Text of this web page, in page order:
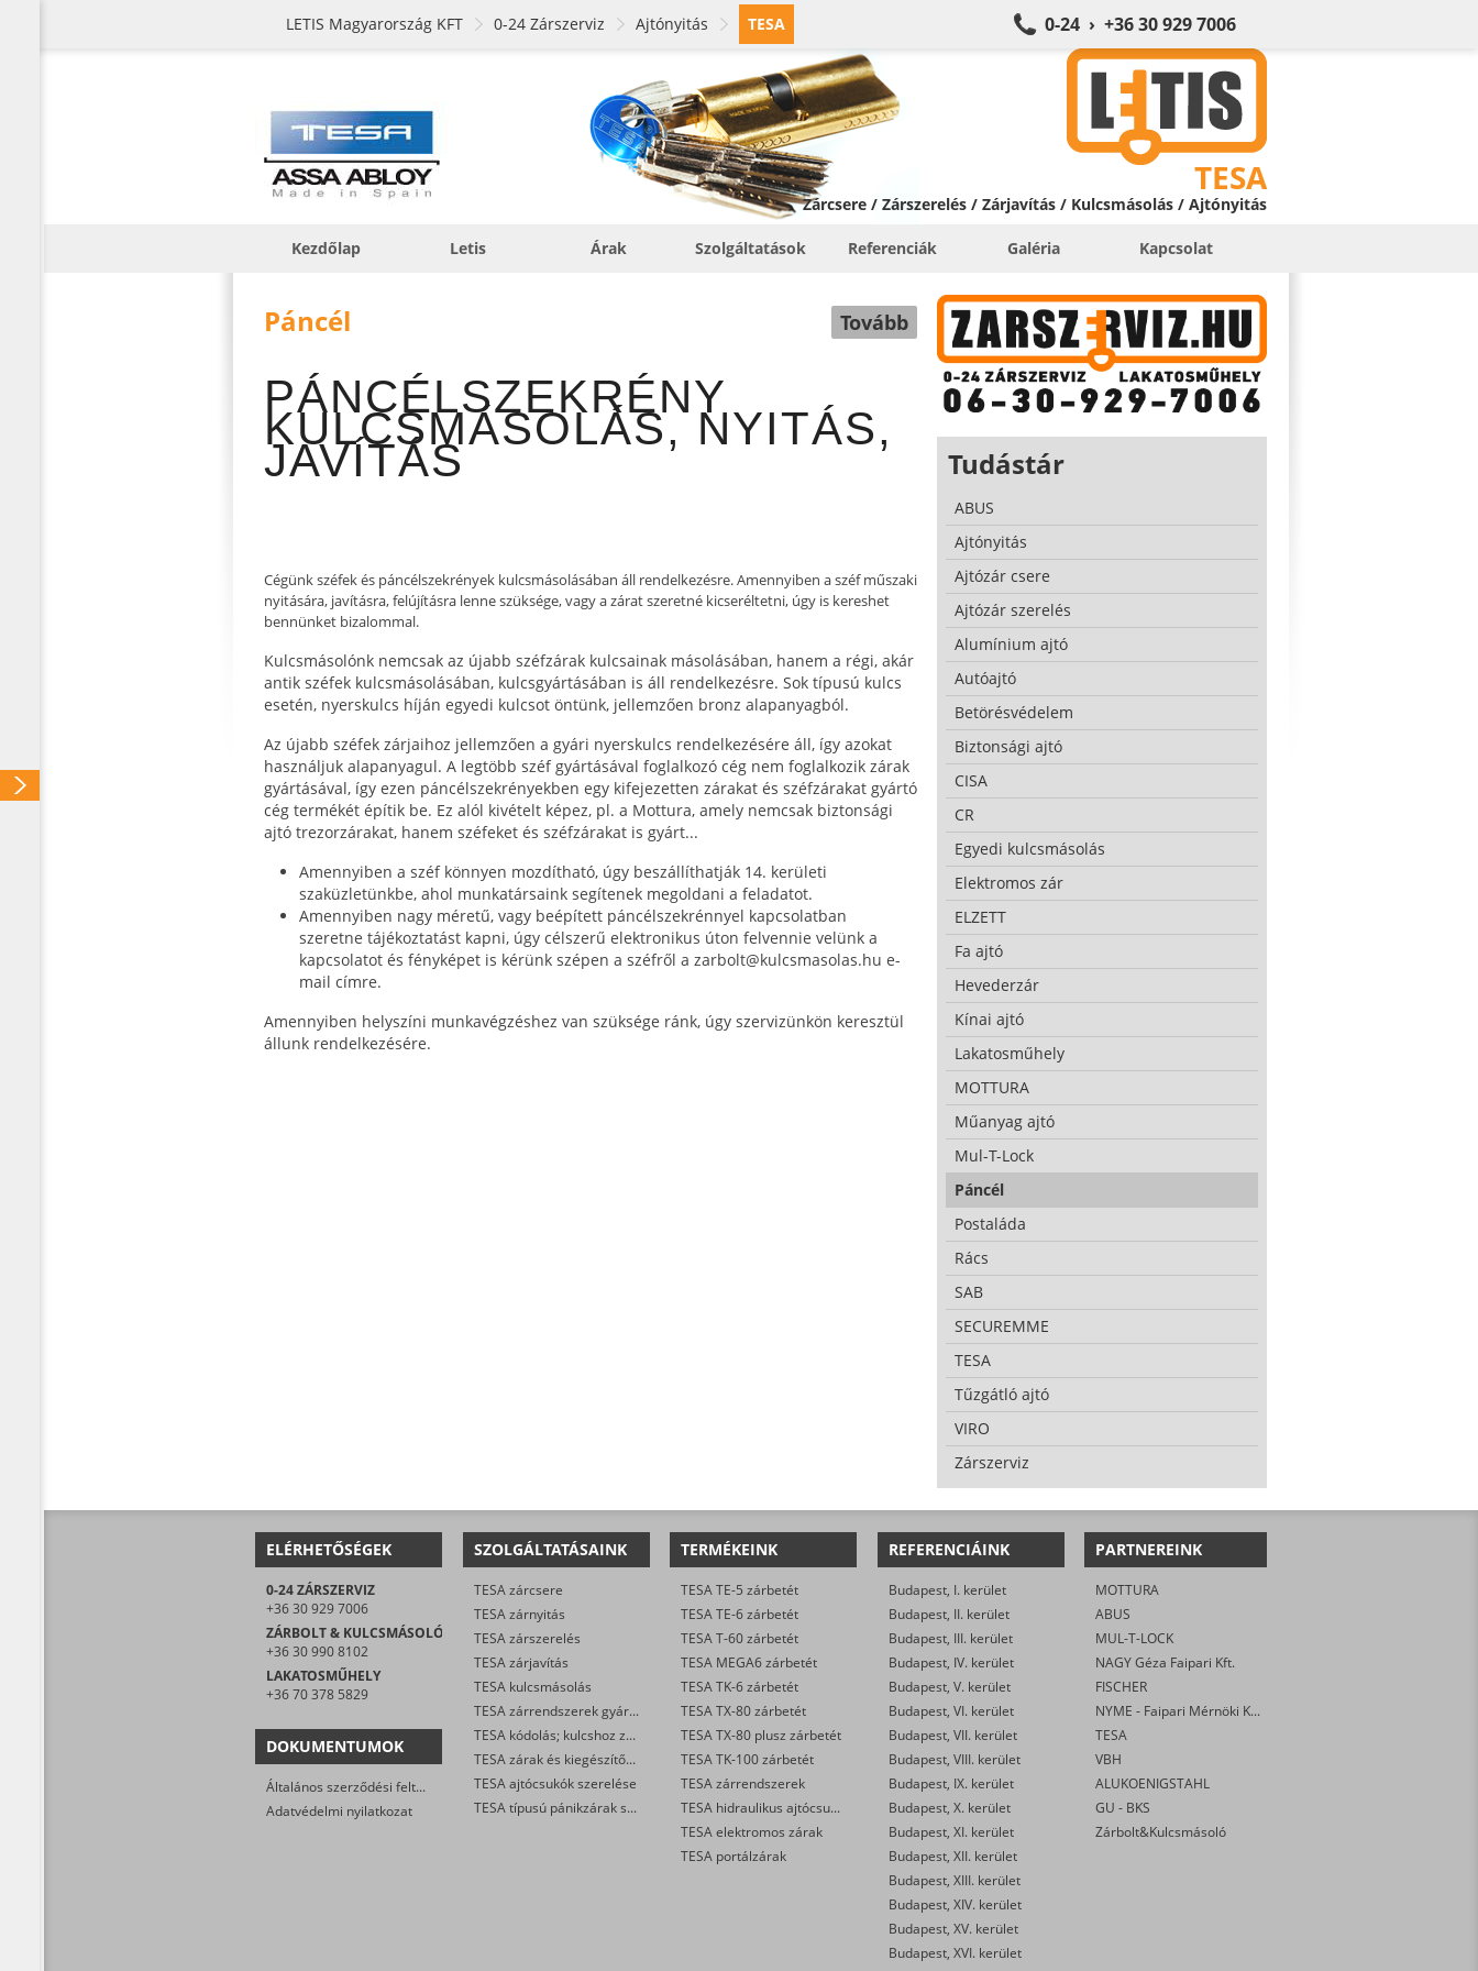
LETIS Magyarország KFT 0-24 Zárszerviz Ajtónyitás TESA 0-24 › +36 30 929 7006
TESA
Zárcsere / Zárszerelés / Zárjavítás / Kulcsmásolás / Ajtónyitás
Kezdőlap Letis Árak Szolgáltatások Referenciák Galéria Kapcsolat
Páncél Tovább
PÁNCÉLSZEKRÉNY
KULCSMÁSOLÁS, NYITÁS,
JAVÍTÁS
Cégünk széfek és páncélszekrények kulcsmásolásában áll rendelkezésre. Amennyiben a széf műszaki
nyitására, javításra, felújításra lenne szüksége, vagy a zárat szeretné kicseréltetni, úgy is kereshet
bennünket bizalommal.
Kulcsmásolónk nemcsak az újabb széfzárak kulcsainak másolásában, hanem a régi, akár
antik széfek kulcsmásolásában, kulcsgyártásában is áll rendelkezésre. Sok típusú kulcs
esetén, nyerskulcs híján egyedi kulcsot öntünk, jellemzően bronz alapanyagból.
Az újabb széfek zárjaihoz jellemzően a gyári nyerskulcs rendelkezésére áll, így azokat
használjuk alapanyagul. A legtöbb széf gyártásával foglalkozó cég nem foglalkozik zárak
gyártásával, így ezen páncélszekrényekben egy kifejezetten zárakat és széfzárakat gyártó
cég termékét építik be. Ez alól kivételt képez, pl. a Mottura, amely nemcsak biztonsági
ajtó trezorzárakat, hanem széfeket és széfzárakat is gyárt...
Amennyiben a széf könnyen mozdítható, úgy beszállíthatják 14. kerületi
szaküzletünkbe, ahol munkatársaink segítenek megoldani a feladatot.
Amennyiben nagy méretű, vagy beépített páncélszekrénnyel kapcsolatban
szeretne tájékoztatást kapni, úgy célszerű elektronikus úton felvennie velünk a
kapcsolatot és fényképet is kérünk szépen a széfről a zarbolt@kulcsmasolas.hu e-
mail címre.
Amennyiben helyszíni munkavégzéshez van szüksége ránk, úgy szervizünkön keresztül
állunk rendelkezésére.
Tudástár
ABUS
Ajtónyitás
Ajtózár csere
Ajtózár szerelés
Alumínium ajtó
Autóajtó
Betörésvédelem
Biztonsági ajtó
CISA
CR
Egyedi kulcsmásolás
Elektromos zár
ELZETT
Fa ajtó
Hevederzár
Kínai ajtó
Lakatosműhely
MOTTURA
Műanyag ajtó
Mul-T-Lock
Páncél
Postaláda
Rács
SAB
SECUREMME
TESA
Tűzgátló ajtó
VIRO
Zárszerviz
ELÉRHETŐSÉGEK
0-24 ZÁRSZERVIZ
+36 30 929 7006
ZÁRBOLT & KULCSMÁSOLÓ
+36 30 990 8102
LAKATOSMŰHELY
+36 70 378 5829
DOKUMENTUMOK
Általános szerződési feltételek
Adatvédelmi nyilatkozat
SZOLGÁLTATÁSAINK
TESA zárcsere
TESA zárnyitás
TESA zárszerelés
TESA zárjavítás
TESA kulcsmásolás
TESA zárrendszerek gyártása
TESA kódolás; kulcshoz zárbetét készítése
TESA zárak és kiegészítők kereskedelme
TESA ajtócsukók szerelése
TESA típusú pánikzárak szerelése
TERMÉKEINK
TESA TE-5 zárbetét
TESA TE-6 zárbetét
TESA T-60 zárbetét
TESA MEGA6 zárbetét
TESA TK-6 zárbetét
TESA TX-80 zárbetét
TESA TX-80 plusz zárbetét
TESA TK-100 zárbetét
TESA zárrendszerek
TESA hidraulikus ajtócsukók
TESA elektromos zárak
TESA portálzárak
REFERENCIÁINK
Budapest, I. kerület
Budapest, II. kerület
Budapest, III. kerület
Budapest, IV. kerület
Budapest, V. kerület
Budapest, VI. kerület
Budapest, VII. kerület
Budapest, VIII. kerület
Budapest, IX. kerület
Budapest, X. kerület
Budapest, XI. kerület
Budapest, XII. kerület
Budapest, XIII. kerület
Budapest, XIV. kerület
Budapest, XV. kerület
Budapest, XVI. kerület
PARTNEREINK
MOTTURA
ABUS
MUL-T-LOCK
NAGY Géza Faipari Kft.
FISCHER
NYME - Faipari Mérnöki Kar
TESA
VBH
ALUKOENIGSTAHL
GU - BKS
Zárbolt&Kulcsmásoló